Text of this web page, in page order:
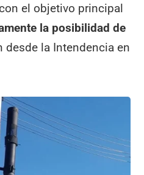
el objetivo principal
la posibilidad de
desde la Intendencia en